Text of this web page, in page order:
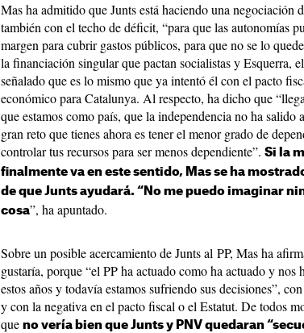
Mas ha admitido que Junts está haciendo una negociación
también con el techo de déficit, “para que las autonomías
margen para cubrir gastos públicos, para que no se lo
la financiación singular que pactan socialistas y Esquerra,
señalado que es lo mismo que ya intentó él con el pacto
económico para Catalunya. Al respecto, ha dicho que
que estamos como país, que la independencia no ha salido
gran reto que tienes ahora es tener el menor grado de
controlar tus recursos para ser menos dependiente”. Si la
finalmente va en este sentido, Mas se ha
de que Junts ayudará. “No me puedo imaginar
cosa”, ha apuntado.
Sobre un posible acercamiento de Junts al PP, Mas ha
gustaría, porque “el PP ha actuado como ha actuado y nos
estos años y todavía estamos sufriendo sus decisiones”,
y con la negativa en el pacto fiscal o el Estatut. De todos
que no vería bien que Junts y PNV quedaran